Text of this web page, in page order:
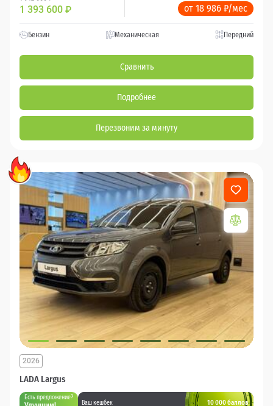
1 393 600 ₽ от 18 986 ₽/мес
Бензин Механическая Передний
Сравнить
Подробнее
Перезвоним за минуту
LADA Largus
2026
Есть предложение?
Ваш кешбек 10 000 баллов